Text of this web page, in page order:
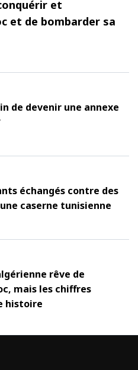
et
et de bombarder sa
de devenir une annexe
échangés contre des
caserne tunisienne
rêve de
mais les chiffres
histoire